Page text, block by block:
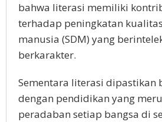
bahwa literasi memiliki
terhadap peningkatan
manusia (SDM) yang
berkarakter.
Sementara literasi dipastikan
dengan pendidikan yang
peradaban setiap bangsa di